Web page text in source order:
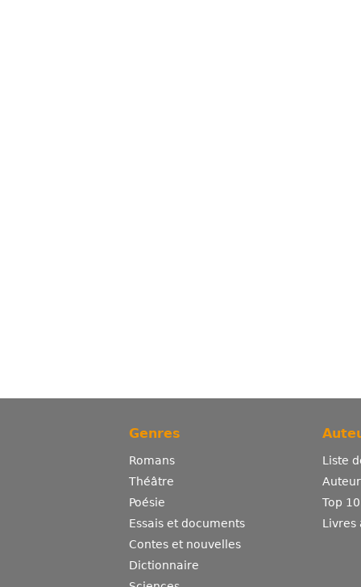
Genres
Romans
Théâtre
Poésie
Essais et documents
Contes et nouvelles
Dictionnaire
Liste
Top
Livres